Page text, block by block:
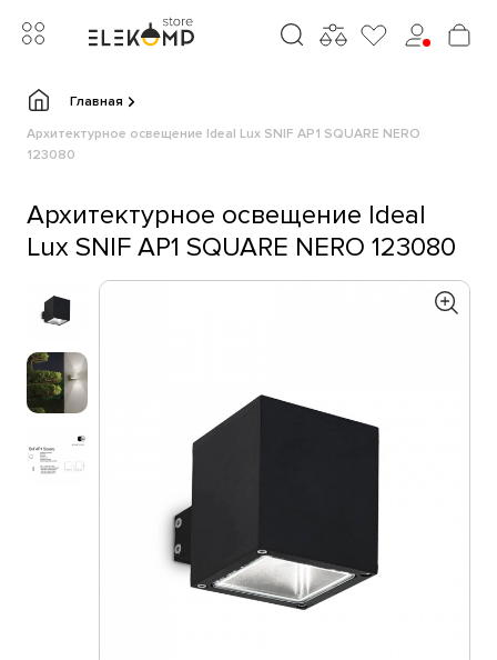
Главная
Архитектурное освещение Ideal Lux SNIF AP1 SQUARE NERO
123080
Архитектурное освещение Ideal
Lux SNIF AP1 SQUARE NERO 123080